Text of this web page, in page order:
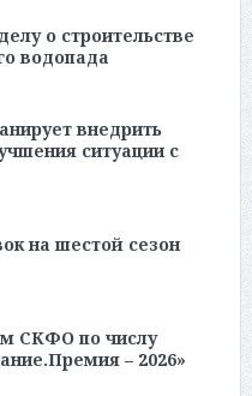
о строительстве
водопада
внедрить
ситуации с
на шестой сезон
СКФО по числу
– 2026»